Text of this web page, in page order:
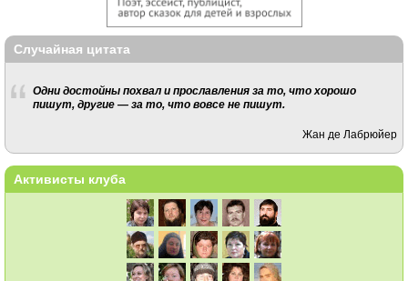
Случайная цитата
Одни достойны похвал и прославления за то, что хорошо
пишут, другие — за то, что вовсе не пишут.
Жан де Лабрюйер
Активисты клуба